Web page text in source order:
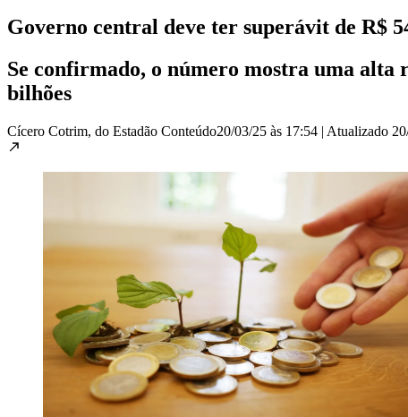
Governo central deve ter superávit de R$
Se confirmado, o número mostra uma alta
bilhões
Cícero Cotrim, do Estadão Conteúdo20/03/25 às 17:54 | Atualizado